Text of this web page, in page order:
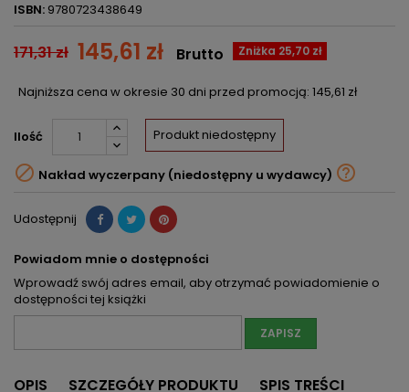
ISBN: 9780723438649
171,31 zł 145,61 zł Zniżka 25,70 zł
Brutto
Najniższa cena w okresie 30 dni przed promocją: 145,61 zł
Ilość Produkt niedostępny
 Nakład wyczerpany (niedostępny u wydawcy) 
Udostępnij
Powiadom mnie o dostępności
Wprowadź swój adres email, aby otrzymać powiadomienie o
dostępności tej książki
ZAPISZ
OPIS SZCZEGÓŁY PRODUKTU SPIS TREŚCI